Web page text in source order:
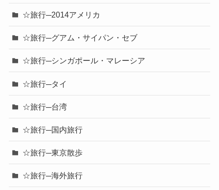
☆旅行─2014アメリカ
☆旅行─グアム・サイパン・セブ
☆旅行─シンガポール・マレーシア
☆旅行─タイ
☆旅行─台湾
☆旅行─国内旅行
☆旅行─東京散歩
☆旅行─海外旅行